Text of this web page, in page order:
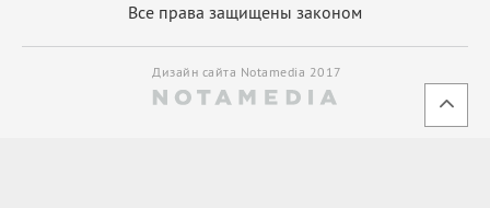
Все права защищены законом
Дизайн сайта Notamedia 2017